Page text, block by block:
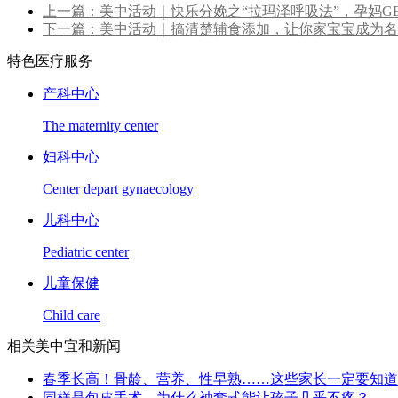
上一篇：美中活动｜快乐分娩之“拉玛泽呼吸法”，孕妈
下一篇：美中活动｜搞清楚辅食添加，让你家宝宝成为
特色医疗服务
产科中心
The maternity center
妇科中心
Center depart gynaecology
儿科中心
Pediatric center
儿童保健
Child care
相关美中宜和新闻
春季长高！骨龄、营养、性早熟……这些家长一定要知道